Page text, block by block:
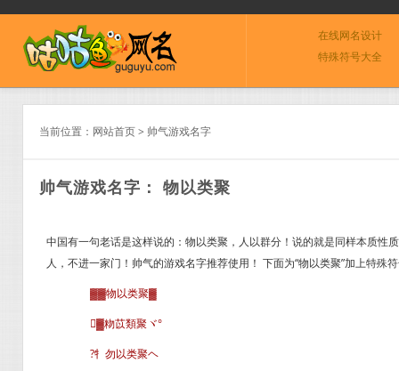
在线网名设计
特殊符号大全
当前位置： 网站首页> 帅气游戏名字
帅气游戏名字： 物以类聚
中国有一句老话是这样说的：物以类聚，人以群分！说的就是同样本质性
人，不进一家门！帅气的游戏名字推荐使用！ 下面为“物以类聚”加上特殊
▓▓物以类聚▓
▓粅苡類聚ヾ°
?牜勿以类聚ヘ